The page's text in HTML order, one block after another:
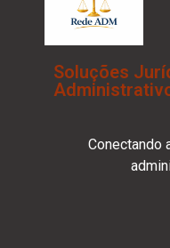
Soluções
Conectando